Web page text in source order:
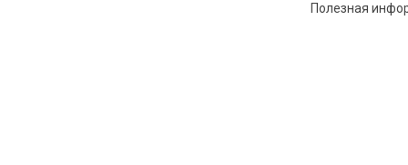
Полезная